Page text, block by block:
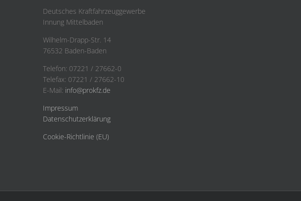
Deutsches Kraftfahrzeuggewerbe
Innung Mittelbaden
Wilhelm-Drapp-Str. 14
76532 Baden-Baden
Telefon: 07221 / 27662-0
Telefax: 07221 / 27662-10
E-Mail: info@prokfz.de
Impressum
Datenschutzerklärung
Cookie-Richtlinie (EU)